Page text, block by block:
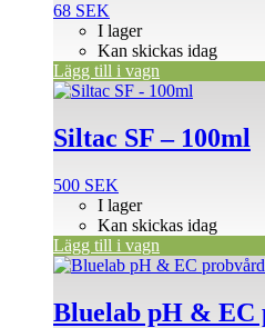
68 SEK
I lager
Kan skickas idag
Lägg till i vagn
Siltac SF – 100ml
500 SEK
I lager
Kan skickas idag
Lägg till i vagn
Bluelab pH & EC